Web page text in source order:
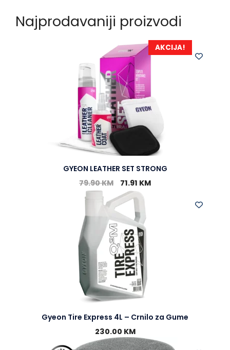
Najprodavaniji proizvodi
AKCIJA!
GYEON LEATHER SET STRONG
79.90KM 71.91 KM
Gyeon Tire Express 4L – Crnilo za Gume
230.00 KM